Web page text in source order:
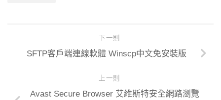
下一則
SFTP客戶端連線軟體 Winscp中文免安裝版
上一則
Avast Secure Browser 艾維斯特安全網路瀏覽